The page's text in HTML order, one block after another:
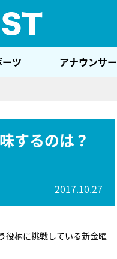
ツ アナウンサー
するのは？
2017.10.27
役柄に挑戦している新金曜